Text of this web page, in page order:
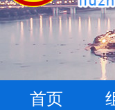
首页